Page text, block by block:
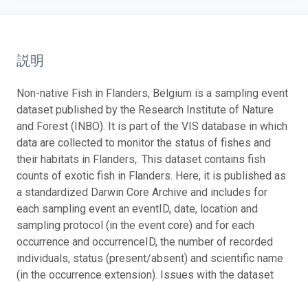
説明
Non-native Fish in Flanders, Belgium is a sampling event
dataset published by the Research Institute of Nature
and Forest (INBO). It is part of the VIS database in which
data are collected to monitor the status of fishes and
their habitats in Flanders,. This dataset contains fish
counts of exotic fish in Flanders. Here, it is published as
a standardized Darwin Core Archive and includes for
each sampling event an eventID, date, location and
sampling protocol (in the event core) and for each
occurrence and occurrenceID, the number of recorded
individuals, status (present/absent) and scientific name
(in the occurrence extension). Issues with the dataset